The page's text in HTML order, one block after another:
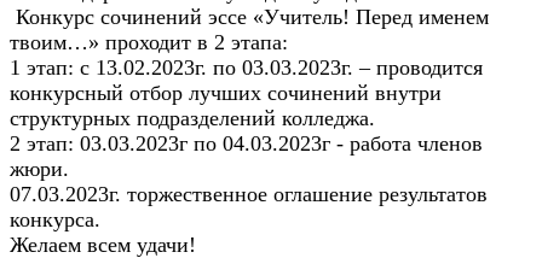
Конкурс сочинений эссе «Учитель! Перед именем
твоим…» проходит в 2 этапа:
1 этап: с 13.02.2023г. по 03.03.2023г. – проводится
конкурсный отбор лучших сочинений внутри
структурных подразделений колледжа.
2 этап: 03.03.2023г по 04.03.2023г - работа членов
жюри.
07.03.2023г. торжественное оглашение результатов
конкурса.
Желаем всем удачи!